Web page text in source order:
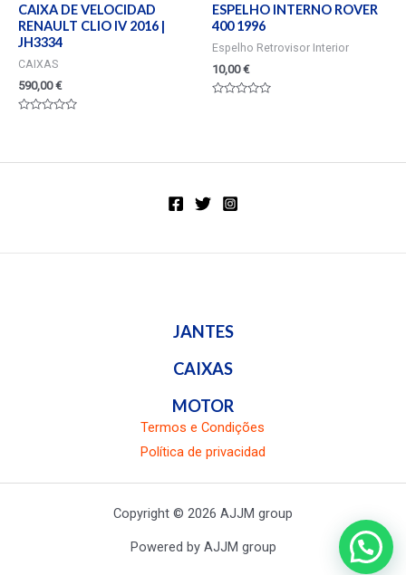
CAIXA DE VELOCIDAD
RENAULT CLIO IV 2016 |
JH3334
CAIXAS
590,00€
5
ESPELHO INTERNO ROVER
400 1996
Espelho Retrovisor Interior
10,00€
JANTES
CAIXAS
MOTOR
Termos e Condições
Política de privacidad
Copyright © 2026 AJJM group
Powered by AJJM group